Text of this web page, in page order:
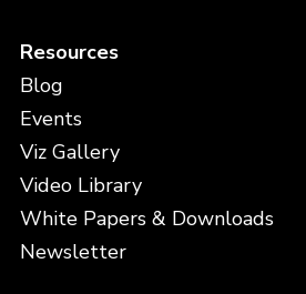
Resources
Blog
Events
Viz Gallery
Video Library
White Papers & Downloads
Newsletter